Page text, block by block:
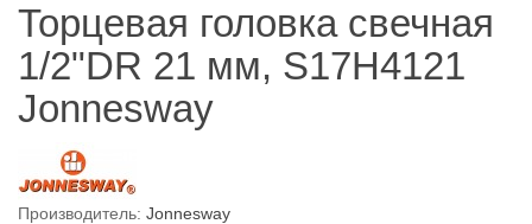
Торцевая головка свечная
1/2"DR 21 мм, S17H4121
Jonnesway
Производитель: Jonnesway